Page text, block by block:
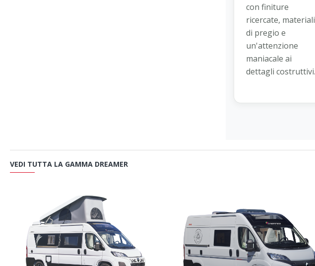
con finiture
ricercate, materiali
di pregio e
un'attenzione
maniacale ai
dettagli costruttivi.
VEDI TUTTA LA GAMMA DREAMER